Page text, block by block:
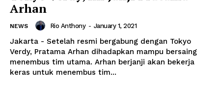
Arhan
NEWS Rio Anthony - January 1, 2021
Jakarta - Setelah resmi bergabung dengan Tokyo
Verdy, Pratama Arhan dihadapkan mampu bersaing
menembus tim utama. Arhan berjanji akan bekerja
keras untuk menembus tim...